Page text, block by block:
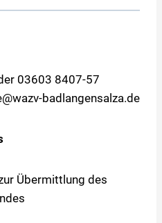
03603 8407-57
badlangensalza.de
Übermittlung des